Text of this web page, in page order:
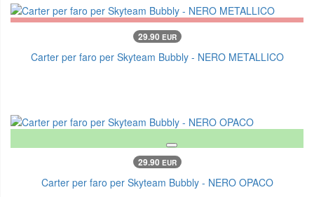
29.90 EUR
Carter per faro per Skyteam Bubbly - NERO METALLICO
29.90 EUR
Carter per faro per Skyteam Bubbly - NERO OPACO